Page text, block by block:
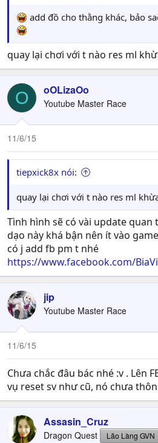
add đồ cho thằng khác, bảo
quay lại chơi với t nào res ml
O oOLizaOo
Youtube Master Race
11/6/15
tiepxick8x nói:
quay lại chơi với t nào res ml
Tình hình sẽ có vài update
dạo này khá bận nên ít vào
có j add fb pm t nhé
https://www.facebook.com/
jip
Youtube Master Race
11/6/15
Chưa chắc đâu bác nhé :v . Lên
vụ reset sv như cũ, nó chưa
Assasin_Cruz
Dragon Quest Lão Làng GVN